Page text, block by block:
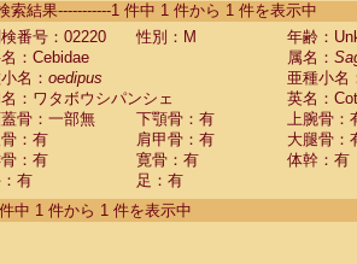
CebidaeSaguinus labiatus(0)
Cebidae Saguinus leucopus (0)
Cebidae
Cebidae
CebidaeSaguinus nigricollis (0)
Cebidae Saguinus oedipus
Cebidae Saguinus weddelli
Cebidae Saguinusspp.
Cebidae Aotus trivirgatus
Cebidae Cebus albifrons
索結果-----------1 件中 1 件から 1 件を表示中
番号：02220
性別：M
年齢：
：Cebidae
属名：
名： oedipus
亜種小名
：ワタボウシパンシェ
英名：
骨：一部無
下顎骨：有
上腕骨：
：有
肩甲骨：有
大腿骨：
：有
寛骨：有
体幹：有
有
足：有
中 1 件から 1 件を表示中